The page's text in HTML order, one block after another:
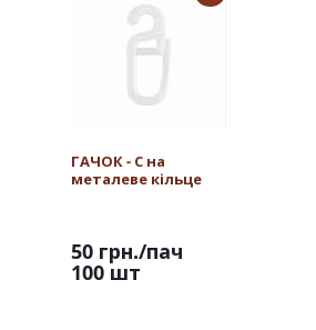
ГАЧОК - С на
металеве кільце
50 грн./пач
100 шт